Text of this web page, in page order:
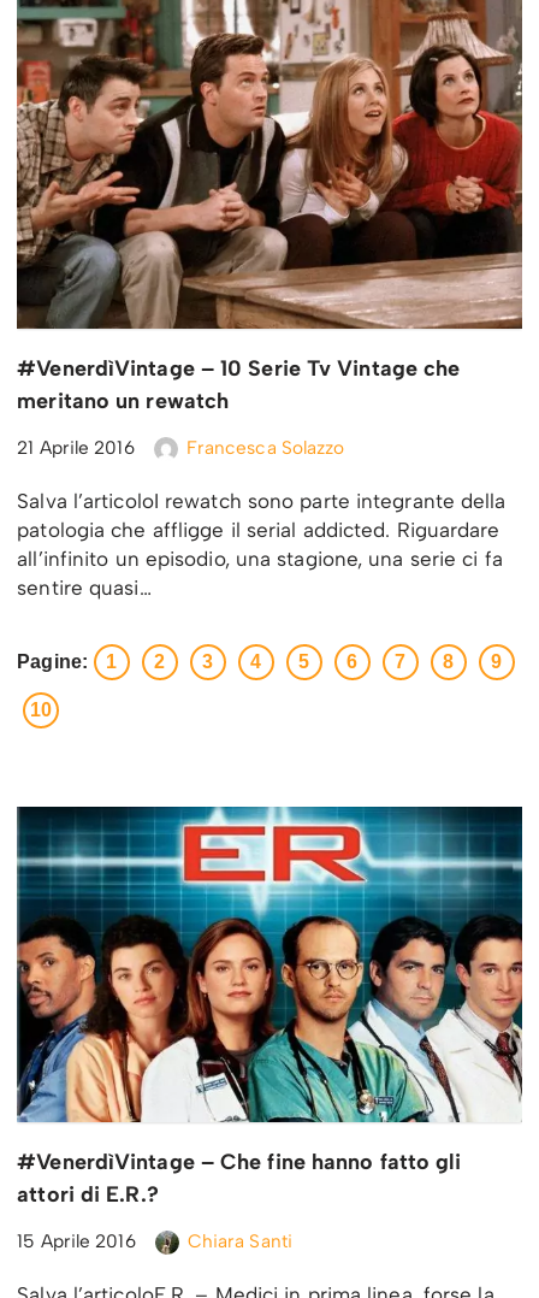
#VenerdìVintage – 10 Serie Tv Vintage che
meritano un rewatch
21 Aprile 2016 Francesca Solazzo
Salva l’articoloI rewatch sono parte integrante della
patologia che affligge il serial addicted. Riguardare
all’infinito un episodio, una stagione, una serie ci fa
sentire quasi…
Pagine: 1 2 3 4 5 6 7 8 9
10
#VenerdìVintage – Che fine hanno fatto gli
attori di E.R.?
15 Aprile 2016 Chiara Santi